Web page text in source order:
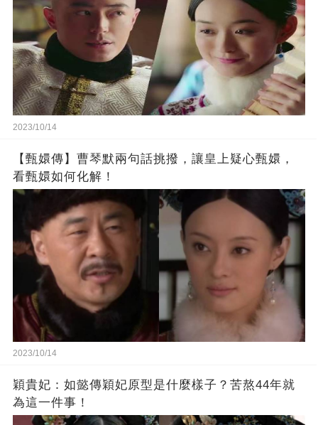
2023/10/14
【甄嬛傳】曹琴默兩句話挑撥，讓皇上疑心甄嬛，
看甄嬛如何化解！
2023/10/14
穎貴妃：如懿傳穎妃原型是什麼樣子？苦熬44年就
為這一件事！